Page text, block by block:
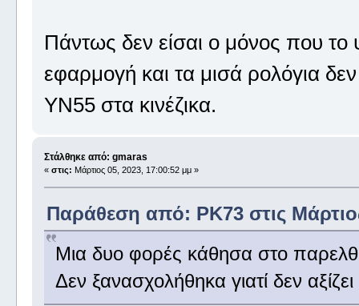
Πάντως δεν είσαι ο μόνος που το
εφαρμογή και τα μισά ρολόγια
ΥΝ55 στα κινέζικα.
Στάλθηκε από: gmaras
« στις: Μάρτιος 05, 2023, 17:00:52 μμ »
Παράθεση από: PK73 στις
Μια δυο φορές κάθησα στο
Δεν ξανασχολήθηκα γιατί δεν